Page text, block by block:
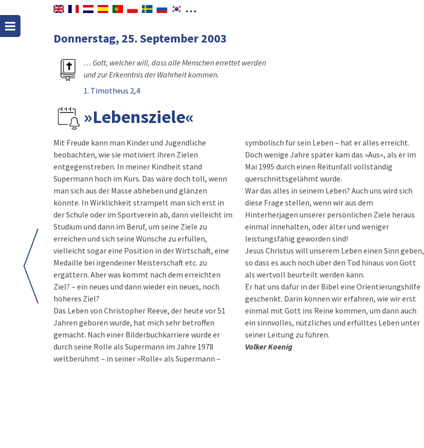
Donnerstag, 25. September 2003
… Gott, welcher will, dass alle Menschen errettet werden
und zur Erkenntnis der Wahrheit kommen.
1. Timotheus 2,4
»Lebensziele«
Mit Freude kann man Kinder und Jugendliche
beobachten, wie sie motiviert ihren Zielen
entgegenstreben. In meiner Kindheit stand
Supermann hoch im Kurs. Das wäre doch toll, wenn
man sich aus der Masse abheben und glänzen
könnte. In Wirklichkeit strampelt man sich erst in
der Schule oder im Sportverein ab, dann vielleicht im
Studium und dann im Beruf, um seine Ziele zu
erreichen und sich seine Wünsche zu erfüllen,
vielleicht sogar eine Position in der Wirtschaft, eine
Medaille bei irgendeiner Meisterschaft etc. zu
ergattern. Aber was kommt nach dem erreichten
Ziel? – ein neues und dann wieder ein neues, noch
höheres Ziel?
Das Leben von Christopher Reeve, der heute vor 51
Jahren geboren wurde, hat mich sehr betroffen
gemacht. Nach einer Bilderbuchkarriere wurde er
durch seine Rolle als Supermann im Jahre 1978
weltberühmt – in seiner »Rolle« als Supermann –
symbolisch für sein Leben – hat er alles erreicht.
Doch wenige Jahre später kam das »Aus«, als er im
Mai 1995 durch einen Reitunfall vollständig
querschnittsgelähmt wurde.
War das alles in seinem Leben? Auch uns wird sich
diese Frage stellen, wenn wir aus dem
Hinterherjagen unserer persönlichen Ziele heraus
einmal innehalten, oder älter und weniger
leistungsfähig geworden sind!
Jesus Christus will unserem Leben einen Sinn geben,
so dass es auch noch über den Tod hinaus von Gott
als wertvoll beurteilt werden kann.
Er hat uns dafür in der Bibel eine Orientierungshilfe
geschenkt. Darin können wir erfahren, wie wir erst
einmal mit Gott ins Reine kommen, um dann auch
ein sinnvolles, nützliches und erfülltes Leben unter
seiner Leitung zu führen.
Volker Koenig